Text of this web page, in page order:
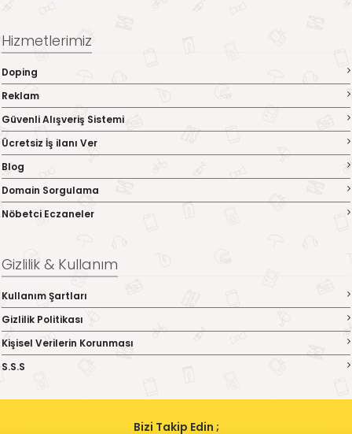
Hizmetlerimiz
Doping
Reklam
Güvenli Alışveriş Sistemi
Ücretsiz İş ilanı Ver
Blog
Domain Sorgulama
Nöbetci Eczaneler
Gizlilik & Kullanım
Kullanım Şartları
Gizlilik Politikası
Kişisel Verilerin Korunması
S.S.S
Bizi Takip Edin ;